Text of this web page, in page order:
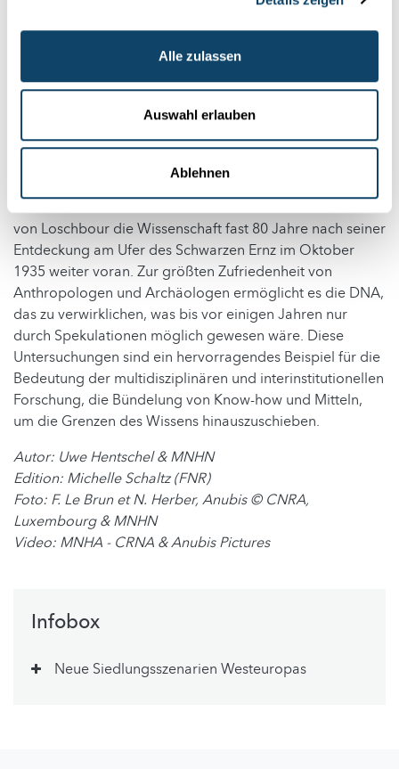
Alle zulassen
Auswahl erlauben
Ablehnen
Verbindung zu den Ureinwohnern Amerikas.
Möglicherweise, so eine Vermutung der Forscher, ist
diese dritte Gruppe vor gut 4000 Jahren nach
DNA Analyse statt Spekulationen
So wird die Ansiedlung der alten Welt durch DNA-
von Loschbour die Wissenschaft fast 80 Jahre nach seiner
Entdeckung am Ufer des Schwarzen Ernz im Oktober
1935 weiter voran. Zur größten Zufriedenheit von
Anthropologen und Archäologen ermöglicht es die DNA,
das zu verwirklichen, was bis vor einigen Jahren nur
durch Spekulationen möglich gewesen wäre. Diese
Untersuchungen sind ein hervorragendes Beispiel für die
Bedeutung der multidisziplinären und interinstitutionellen
Forschung, die Bündelung von Know-how und Mitteln,
um die Grenzen des Wissens hinauszuschieben.
Autor: Uwe Hentschel & MNHN
Edition: Michelle Schaltz (FNR)
Foto: F. Le Brun et N. Herber, Anubis © CNRA,
Luxembourg & MNHN
Video: MNHA - CRNA & Anubis Pictures
Infobox
Neue Siedlungsszenarien Westeuropas